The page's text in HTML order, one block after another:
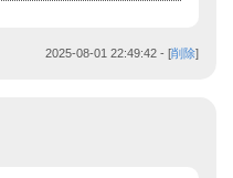
2025-08-01 22:49:42 - [削除]